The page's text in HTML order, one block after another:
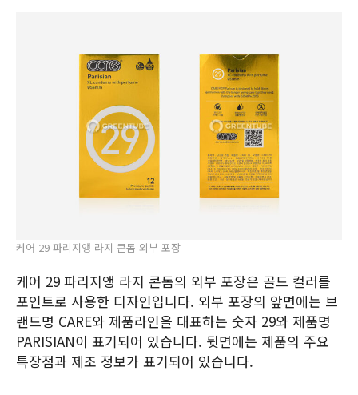
케어 29 파리지앵 라지 콘돔 외부 포장
케어 29 파리지앵 라지 콘돔의 외부 포장은 골드 컬러를
포인트로 사용한 디자인입니다. 외부 포장의 앞면에는 브
랜드명 CARE와 제품라인을 대표하는 숫자 29와 제품명
PARISIAN이 표기되어 있습니다. 뒷면에는 제품의 주요
특장점과 제조 정보가 표기되어 있습니다.